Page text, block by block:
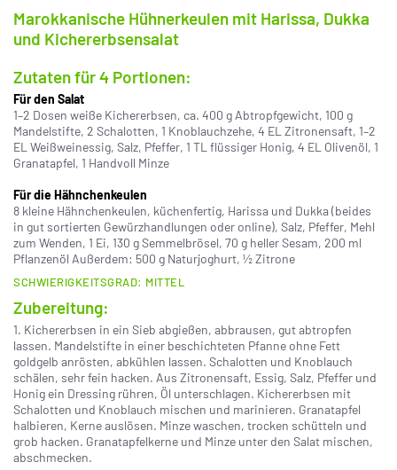
Marokkanische Hühnerkeulen mit Harissa, Dukka
und Kichererbsensalat
Zutaten für 4 Portionen:
Für den Salat
1–2 Dosen weiße Kichererbsen, ca. 400 g Abtropfgewicht, 100 g
Mandelstifte, 2 Schalotten, 1 Knoblauchzehe, 4 EL Zitronensaft, 1–2
EL Weißweinessig, Salz, Pfeffer, 1 TL flüssiger Honig, 4 EL Olivenöl, 1
Granatapfel, 1 Handvoll Minze
Für die Hähnchenkeulen
8 kleine Hähnchenkeulen, küchenfertig, Harissa und Dukka (beides
in gut sortierten Gewürzhandlungen oder online), Salz, Pfeffer, Mehl
zum Wenden, 1 Ei, 130 g Semmelbrösel, 70 g heller Sesam, 200 ml
Pflanzenöl Außerdem: 500 g Naturjoghurt, ½ Zitrone
SCHWIERIGKEITSGRAD: MITTEL
Zubereitung:
1. Kichererbsen in ein Sieb abgießen, abbrausen, gut abtropfen
lassen. Mandelstifte in einer beschichteten Pfanne ohne Fett
goldgelb anrösten, abkühlen lassen. Schalotten und Knoblauch
schälen, sehr fein hacken. Aus Zitronensaft, Essig, Salz, Pfeffer und
Honig ein Dressing rühren, Öl unterschlagen. Kichererbsen mit
Schalotten und Knoblauch mischen und marinieren. Granatapfel
halbieren, Kerne auslösen. Minze waschen, trocken schütteln und
grob hacken. Granatapfelkerne und Minze unter den Salat mischen,
abschmecken.